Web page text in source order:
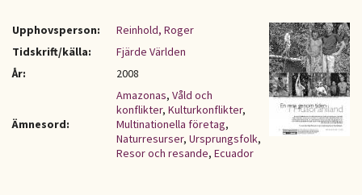
Upphovsperson:
Reinhold, Roger
Tidskrift/källa:
Fjärde Världen
År:
2008
Ämnesord:
Amazonas, Våld och
konflikter, Kulturkonflikter,
Multinationella företag,
Naturresurser, Ursprungsfolk,
Resor och resande, Ecuador